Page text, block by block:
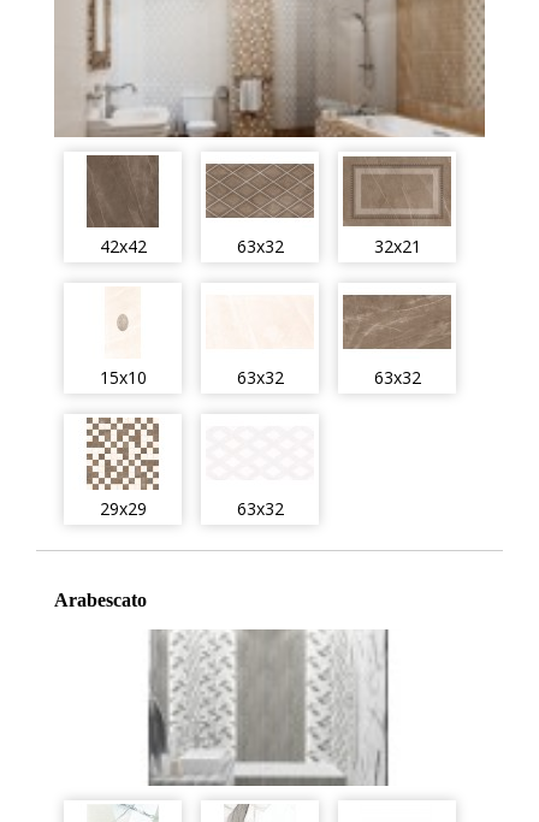
42x42 63x32 32x21
15x10 63x32 63x32
29x29 63x32
Arabescato